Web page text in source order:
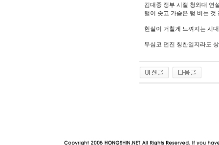
김대중 정부 시절 청와대 연
털이 솟고 가슴은 텅 비는 것
현실이 거칠게 느껴지는 시
무심코 던진 칭찬일지라도